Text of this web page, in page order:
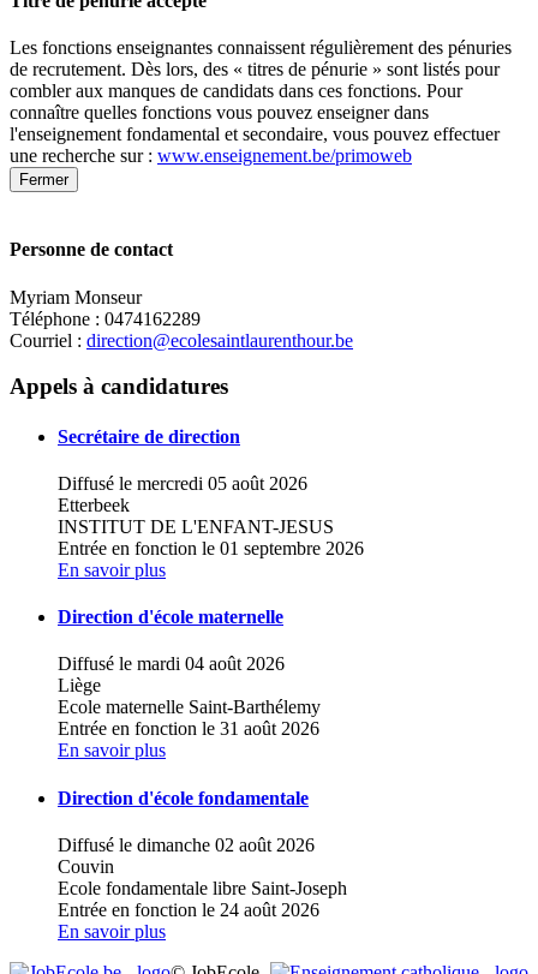
Les fonctions enseignantes connaissent régulièrement des pénuries
de recrutement. Dès lors, des « titres de pénurie » sont listés pour
combler aux manques de candidats dans ces fonctions. Pour
connaître quelles fonctions vous pouvez enseigner dans
l'enseignement fondamental et secondaire, vous pouvez effectuer
une recherche sur : www.enseignement.be/primoweb
Fermer
Personne de contact
Myriam Monseur
Téléphone : 0474162289
Courriel : direction@ecolesaintlaurenthour.be
Ecole fondamentale libre
+
Leaflet|Map data ©OpenStreetMap
Appels à candidatures
Secrétaire de direction
Diffusé le mercredi 05 août 2026
Etterbeek
INSTITUT DE L'ENFANT-JESUS
Entrée en fonction le 01 septembre 2026
En savoir plus
Direction d'école maternelle
Diffusé le mardi 04 août 2026
Liège
Ecole maternelle Saint-Barthélemy
Entrée en fonction le 31 août 2026
En savoir plus
Direction d'école fondamentale
Diffusé le dimanche 02 août 2026
Couvin
Ecole fondamentale libre Saint-Joseph
Entrée en fonction le 24 août 2026
En savoir plus